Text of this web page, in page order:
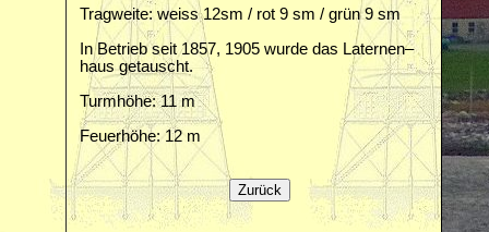
Tragweite: weiss 12sm / rot 9 sm / grün 9 sm
In Betrieb seit 1857, 1905 wurde das Laternen–
haus getauscht.
Turmhöhe: 11 m
Feuerhöhe: 12 m